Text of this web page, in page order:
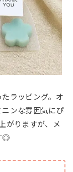
ラッピング。オ
ンな雰囲気にぴ
がりますが、メ
◎